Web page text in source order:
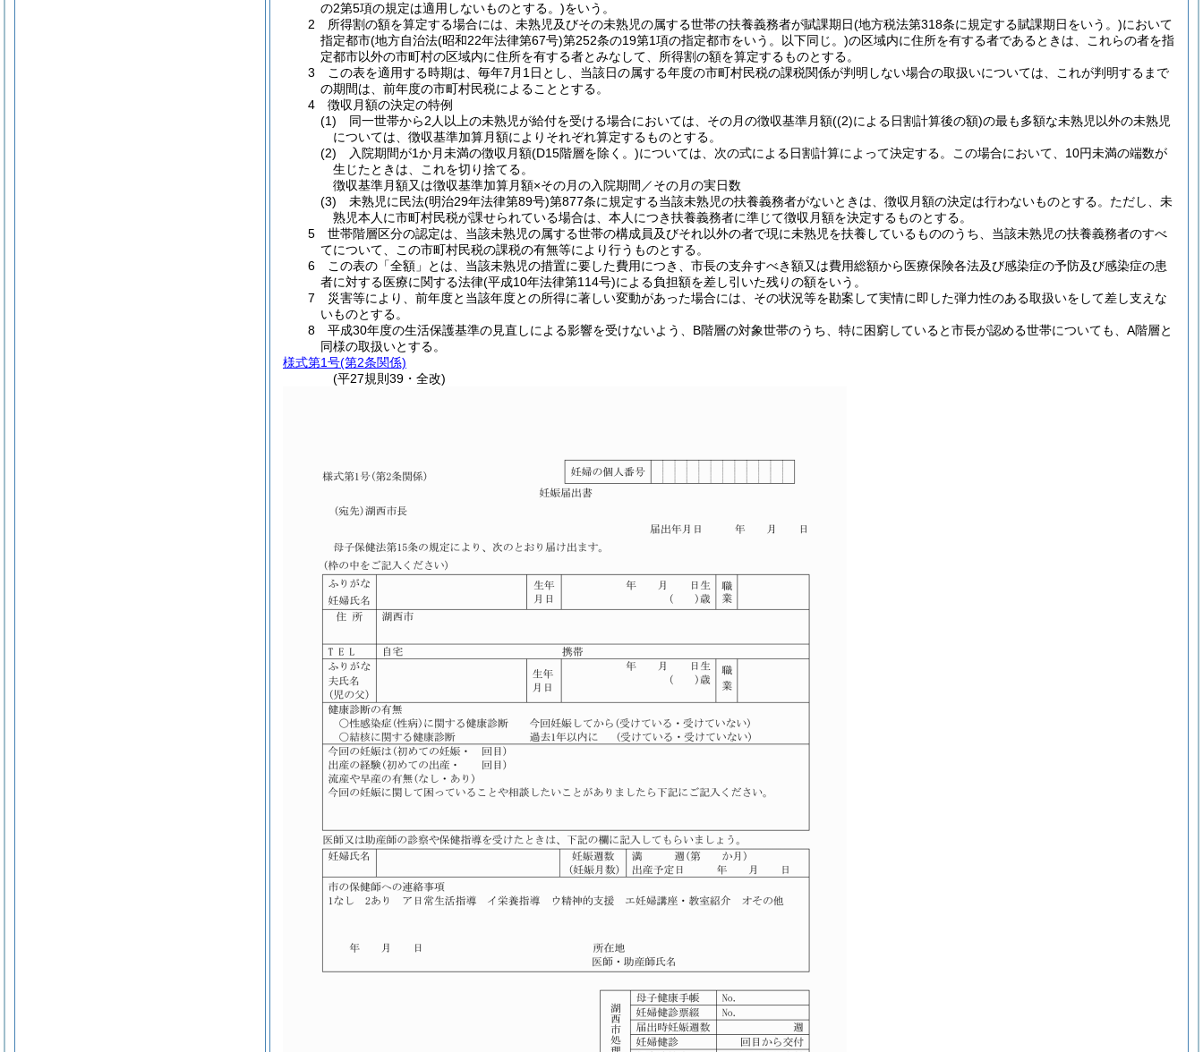
の2第5項の規定は適用しないものとする。)をいう。
2 所得割の額を算定する場合には、未熟児及びその未熟児の属する世帯の扶養義務者が賦課期日(地方税法第318条に規定する賦課期日をいう。)において
指定都市(地方自治法(昭和22年法律第67号)第252条の19第1項の指定都市をいう。以下同じ。)の区域内に住所を有する者であるときは、これらの者を指
定都市以外の市町村の区域内に住所を有する者とみなして、所得割の額を算定するものとする。
3 この表を適用する時期は、毎年7月1日とし、当該日の属する年度の市町村民税の課税関係が判明しない場合の取扱いについては、これが判明するまで
の期間は、前年度の市町村民税によることとする。
4 徴収月額の決定の特例
(1) 同一世帯から2人以上の未熟児が給付を受ける場合においては、その月の徴収基準月額((2)による日割計算後の額)の最も多額な未熟児以外の未熟児
については、徴収基準加算月額によりそれぞれ算定するものとする。
(2) 入院期間が1か月未満の徴収月額(D15階層を除く。)については、次の式による日割計算によって決定する。この場合において、10円未満の端数が
生じたときは、これを切り捨てる。
徴収基準月額又は徴収基準加算月額×その月の入院期間／その月の実日数
(3) 未熟児に民法(明治29年法律第89号)第877条に規定する当該未熟児の扶養義務者がないときは、徴収月額の決定は行わないものとする。ただし、未
熟児本人に市町村民税が課せられている場合は、本人につき扶養義務者に準じて徴収月額を決定するものとする。
5 世帯階層区分の認定は、当該未熟児の属する世帯の構成員及びそれ以外の者で現に未熟児を扶養しているもののうち、当該未熟児の扶養義務者のすべ
てについて、この市町村民税の課税の有無等により行うものとする。
6 この表の「全額」とは、当該未熟児の措置に要した費用につき、市長の支弁すべき額又は費用総額から医療保険各法及び感染症の予防及び感染症の患
者に対する医療に関する法律(平成10年法律第114号)による負担額を差し引いた残りの額をいう。
7 災害等により、前年度と当該年度との所得に著しい変動があった場合には、その状況等を勘案して実情に即した弾力性のある取扱いをして差し支えな
いものとする。
8 平成30年度の生活保護基準の見直しによる影響を受けないよう、B階層の対象世帯のうち、特に困窮していると市長が認める世帯についても、A階層と
同様の取扱いとする。
様式第1号(第2条関係)
(平27規則39・全改)